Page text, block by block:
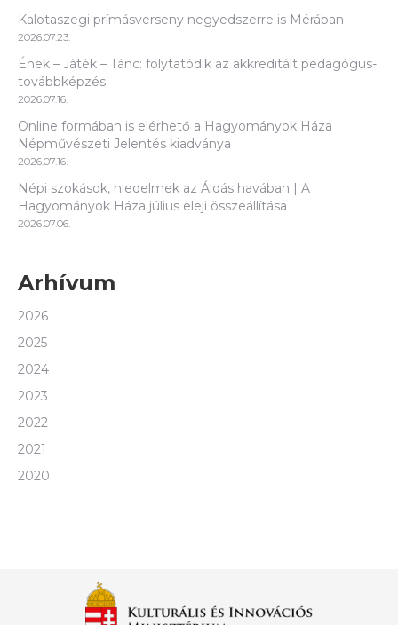
Kalotaszegi prímásverseny negyedszerre is Mérában
2026.07.23.
Ének – Játék – Tánc: folytatódik az akkreditált pedagógus-
továbbképzés
2026.07.16.
Online formában is elérhető a Hagyományok Háza
Népművészeti Jelentés kiadványa
2026.07.16.
Népi szokások, hiedelmek az Áldás havában | A
Hagyományok Háza július eleji összeállítása
2026.07.06.
Arhívum
2026
2025
2024
2023
2022
2021
2020